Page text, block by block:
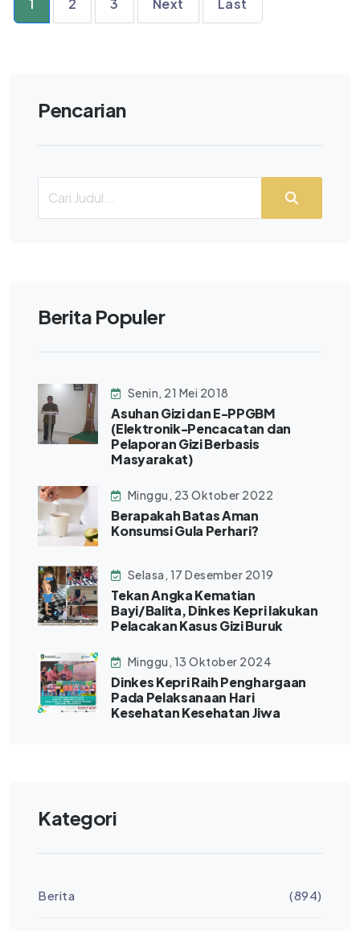
1 2 3 Next Last
Pencarian
Berita Populer
Senin, 21 Mei 2018
Asuhan Gizi dan E-PPGBM
(Elektronik-Pencacatan dan
Pelaporan Gizi Berbasis
Masyarakat)
Minggu, 23 Oktober 2022
Berapakah Batas Aman
Konsumsi Gula Perhari?
Selasa, 17 Desember 2019
Tekan Angka Kematian
Bayi/Balita, Dinkes Kepri lakukan
Pelacakan Kasus Gizi Buruk
Minggu, 13 Oktober 2024
Dinkes Kepri Raih Penghargaan
Pada Pelaksanaan Hari
Kesehatan Kesehatan Jiwa
Kategori
Berita (894)